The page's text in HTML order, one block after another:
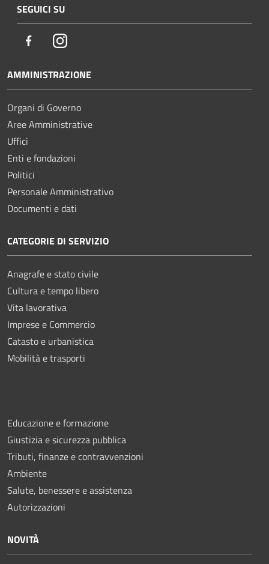
SEGUICI SU
FacebookInstagram
AMMINISTRAZIONE
Organi di Governo
Aree Amministrative
Uffici
Enti e fondazioni
Politici
Personale Amministrativo
Documenti e dati
CATEGORIE DI SERVIZIO
Anagrafe e stato civile
Cultura e tempo libero
Vita lavorativa
Imprese e Commercio
Catasto e urbanistica
Mobilità e trasporti
Educazione e formazione
Giustizia e sicurezza pubblica
Tributi, finanze e contravvenzioni
Ambiente
Salute, benessere e assistenza
Autorizzazioni
NOVITÀ